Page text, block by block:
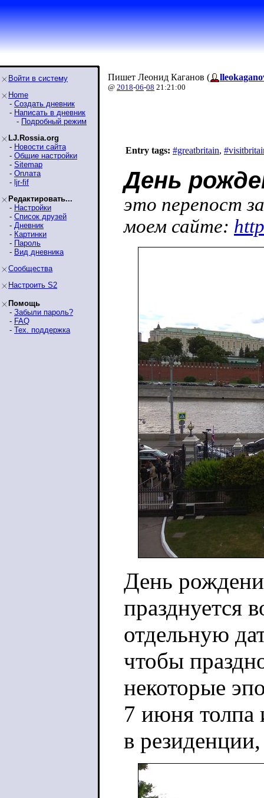
Войти в систему
Home
- Создать дневник
- Написать в дневник
- Подробный режим
LJ.Rossia.org
- Новости сайта
- Общие настройки
- Sitemap
- Оплата
- ljr-fif
Редактировать...
- Настройки
- Список друзей
- Дневник
- Картинки
- Пароль
- Вид дневника
Сообщества
Настроить S2
Помощь
- Забыли пароль?
- FAQ
- Тех. поддержка
Пишет Леонид Каганов (
@ 2018-06-08 21:21:00
Entry tags: #greatbritain,
День
это перепост
моем сайте:
День
празднуется
отдельную
чтобы
некоторые
7 июня толпа
в